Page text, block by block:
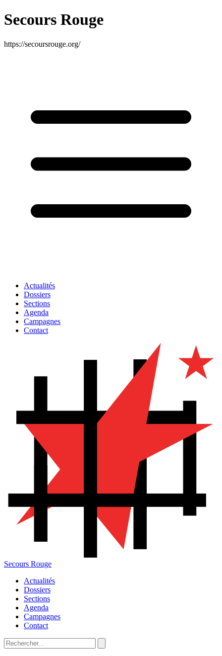
Secours Rouge
https://secoursrouge.org/
Actualités
Dossiers
Sections
Agenda
Campagnes
Contact
Secours Rouge
Actualités
Dossiers
Sections
Agenda
Campagnes
Contact